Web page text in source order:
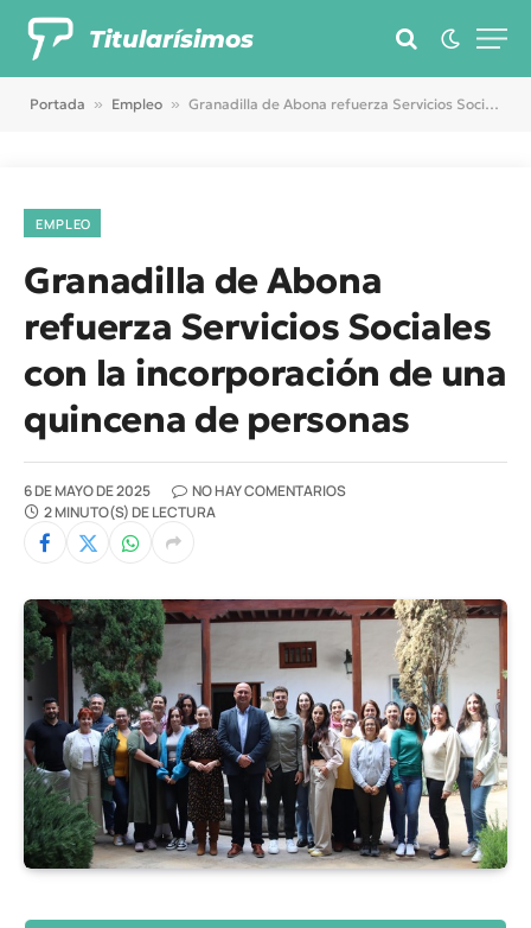
Titularísimos
Portada » Empleo » Granadilla de Abona refuerza Servicios Sociales con la incorporación de una quincena de personas
EMPLEO
Granadilla de Abona
refuerza Servicios Sociales
con la incorporación de una
quincena de personas
6 DE MAYO DE 2025
NO HAY COMENTARIOS
2 MINUTO(S) DE LECTURA